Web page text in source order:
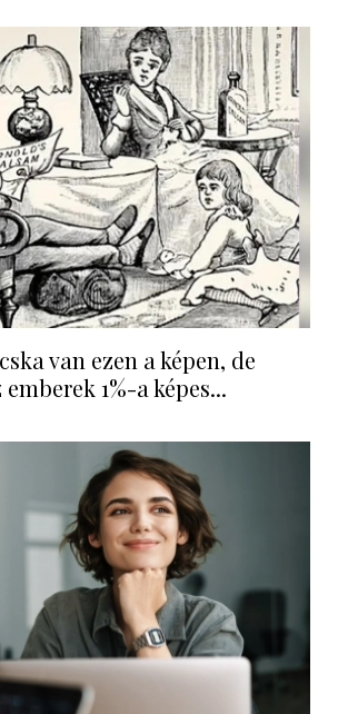
van ezen a képen, de
emberek 1%-a képes...